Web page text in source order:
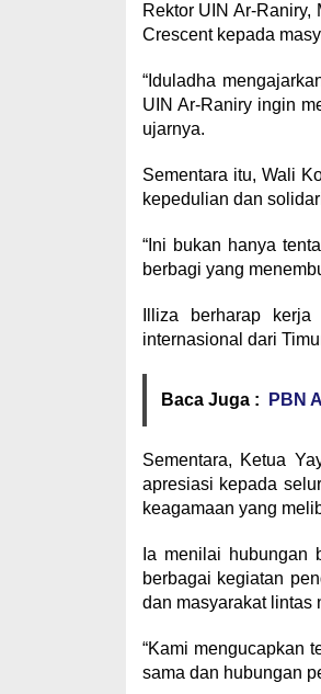
Rektor UIN Ar-
Crescent kepada
“Iduladha
UIN Ar-Raniry ingin
ujarnya.
Sementara itu, Wali
kepedulian dan
“Ini bukan hanya
berbagi yang
Illiza berharap
internasional dari
Baca Juga : PBN
Sementara, Ketua
apresiasi kepada
keagamaan yang
Ia menilai hubungan
berbagai kegiatan
dan masyarakat lintas
“Kami mengucapkan
sama dan hubungan